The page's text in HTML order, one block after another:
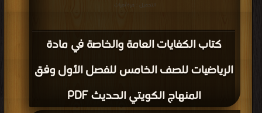
كتاب الكفايات العامة والخاصة في مادة
الرياضيات للصف الخامس للفصل الأول وفق
المنهاج الكويتي الحديث PDF
التحميل : مرة/مرات